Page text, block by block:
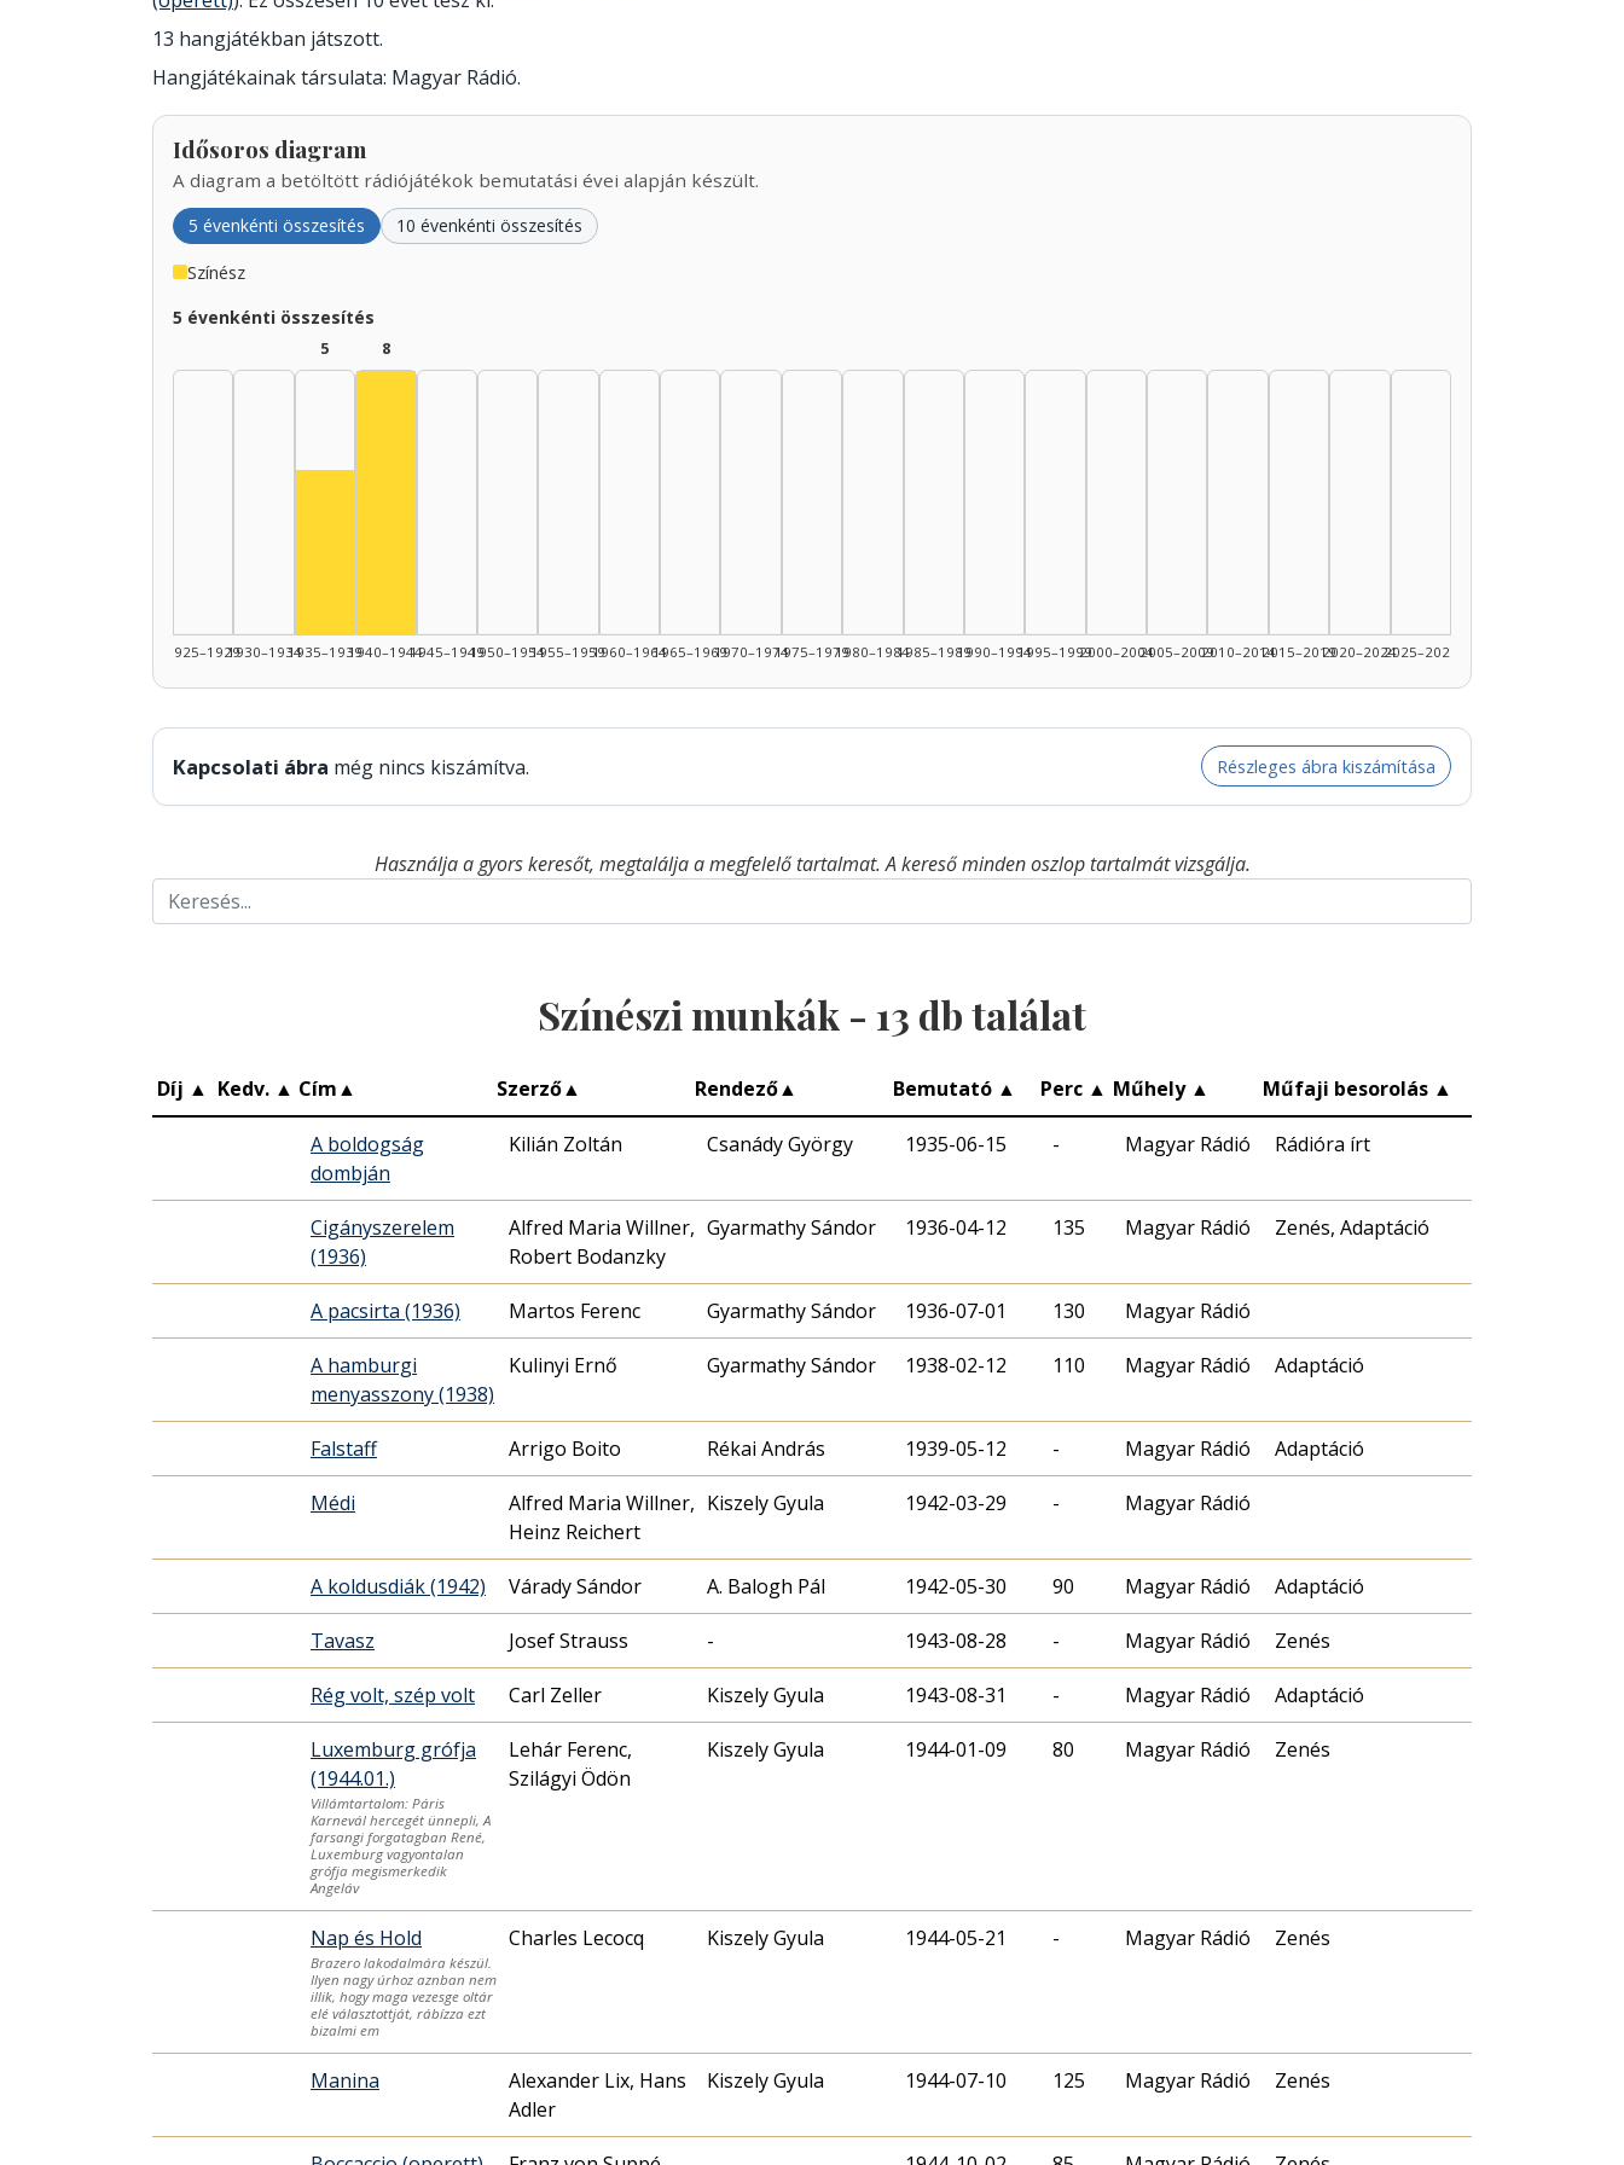
13 hangjátékban játszott.
Hangjátékainak társulata: Magyar Rádió.
Idősoros diagram
A diagram a betöltött rádiójátékok bemutatási évei alapján készült.
5 évenkénti összesítés 10 évenkénti összesítés
Színész
5 évenkénti összesítés
1925–19291930–1934
5
1935–1939
8
1940–19441945–19491950–19541955–19591960–19641965–19691970–19741975–19791980–19841985–19891990–19941995–19992000–20042005–20092010–20142015–20192020–20242025–2026
Kapcsolati ábra még nincs kiszámítva. Részleges ábra kiszámítása
Használja a gyors keresőt, megtalálja a megfelelő tartalmat. A kereső minden oszlop tartalmát vizsgálja.
Színészi munkák - 13 db találat
Díj ▲ Kedv. ▲ Cím▲ Szerző▲ Rendező▲ Bemutató ▲ Perc ▲ Műhely ▲ Műfaji besorolás ▲
A boldogság
dombján
Kilián Zoltán Csanády György 1935-06-15 - Magyar Rádió Rádióra írt
Cigányszerelem
(1936)
Alfred Maria Willner,
Robert Bodanzky
Gyarmathy Sándor 1936-04-12 135 Magyar Rádió Zenés, Adaptáció
A pacsirta (1936) Martos Ferenc Gyarmathy Sándor 1936-07-01 130 Magyar Rádió
A hamburgi
menyasszony (1938)
Kulinyi Ernő Gyarmathy Sándor 1938-02-12 110 Magyar Rádió Adaptáció
Falstaff Arrigo Boito Rékai András 1939-05-12 - Magyar Rádió Adaptáció
Médi
Alfred Maria Willner,
Heinz Reichert
Kiszely Gyula 1942-03-29 - Magyar Rádió
A koldusdiák (1942) Várady Sándor A. Balogh Pál 1942-05-30 90 Magyar Rádió Adaptáció
Tavasz Josef Strauss - 1943-08-28 - Magyar Rádió Zenés
Rég volt, szép volt Carl Zeller Kiszely Gyula 1943-08-31 - Magyar Rádió Adaptáció
Luxemburg grófja
(1944.01.)
Villámtartalom: Páris
Karnevál hercegét ünnepli, A
farsangi forgatagban René,
Luxemburg vagyontalan
grófja megismerkedik
Angeláv
Lehár Ferenc,
Szilágyi Ödön
Kiszely Gyula 1944-01-09 80 Magyar Rádió Zenés
Nap és Hold
Brazero lakodalmára készül.
Ilyen nagy úrhoz aznban nem
illik, hogy maga vezesge oltár
elé választottját, rábízza ezt
bizalmi em
Charles Lecocq Kiszely Gyula 1944-05-21 - Magyar Rádió Zenés
Manina
Alexander Lix, Hans
Adler
Kiszely Gyula 1944-07-10 125 Magyar Rádió Zenés